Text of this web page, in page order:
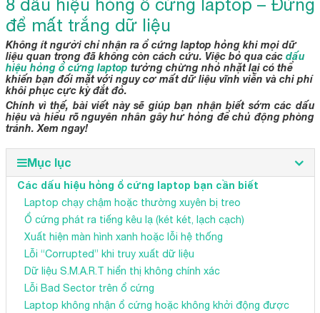
8 dấu hiệu hỏng ổ cứng laptop – Đừng
để mất trắng dữ liệu
Không ít người chỉ nhận ra ổ cứng laptop hỏng khi mọi dữ
liệu quan trọng đã không còn cách cứu. Việc bỏ qua các dấu
hiệu hỏng ổ cứng laptop tưởng chừng nhỏ nhặt lại có thể
khiến bạn đối mặt với nguy cơ mất dữ liệu vĩnh viễn và chi phí
khôi phục cực kỳ đắt đỏ.
Chính vì thế, bài viết này sẽ giúp bạn nhận biết sớm các dấu
hiệu và hiểu rõ nguyên nhân gây hư hỏng để chủ động phòng
tránh. Xem ngay!
Mục lục
Các dấu hiệu hỏng ổ cứng laptop bạn cần biết
Laptop chạy chậm hoặc thường xuyên bị treo
Ổ cứng phát ra tiếng kêu lạ (két két, lạch cạch)
Xuất hiện màn hình xanh hoặc lỗi hệ thống
Lỗi “Corrupted” khi truy xuất dữ liệu
Dữ liệu S.M.A.R.T hiển thị không chính xác
Lỗi Bad Sector trên ổ cứng
Laptop không nhận ổ cứng hoặc không khởi động được